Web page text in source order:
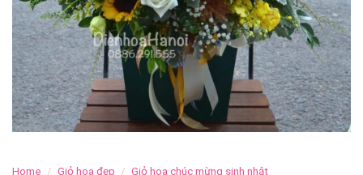
Home / Giỏ hoa đẹp / Giỏ hoa chúc mừng sinh nhật